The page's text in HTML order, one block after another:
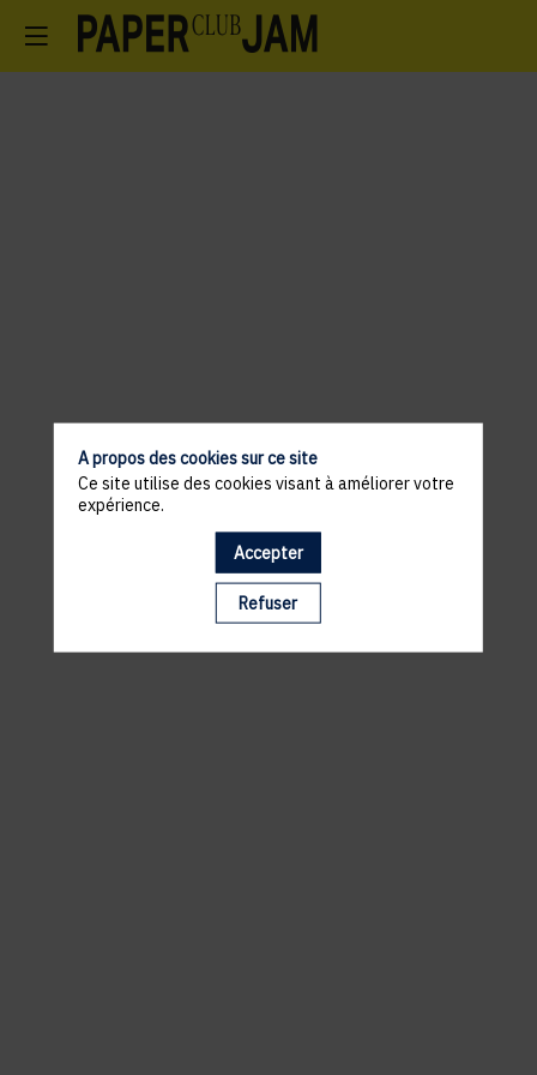
Il manque du contenu : rafraichissez votre navigateur
A propos des cookies sur ce site
Ce site utilise des cookies visant à améliorer votre
expérience.
Accepter
Refuser